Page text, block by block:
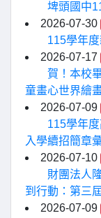
埤頭國中
2026-07-30
115學年
2026-07-17
賀！本校
童畫心世界繪
2026-07-09
115學年
入學續招簡章
2026-07-10
財團法人
到行動：第三
2026-07-09